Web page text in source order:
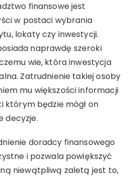
finansowe jest
w postaci wybrania
lokaty czy inwestycji.
naprawdę szeroki
wie, która inwestycja
Zatrudnienie takiej osoby
mu większości informacji
którym będzie mógł on
decyzje.
doradcy finansowego
i pozwala powiększyć
niewątpliwą zaletą jest to,